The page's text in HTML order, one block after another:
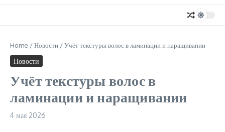
Home /Новости /Учёт текстуры волос в ламинации и наращивании
Новости
Учёт текстуры волос в
ламинации и наращивании
4 мая 2026